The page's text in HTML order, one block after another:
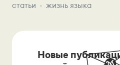
статьи жизнь языка
Новые